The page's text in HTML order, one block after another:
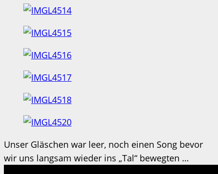
Unser Gläschen war leer, noch einen Song bevor
wir uns langsam wieder ins „Tal“ bewegten …